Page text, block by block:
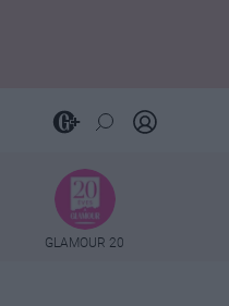
GLAMOUR 20